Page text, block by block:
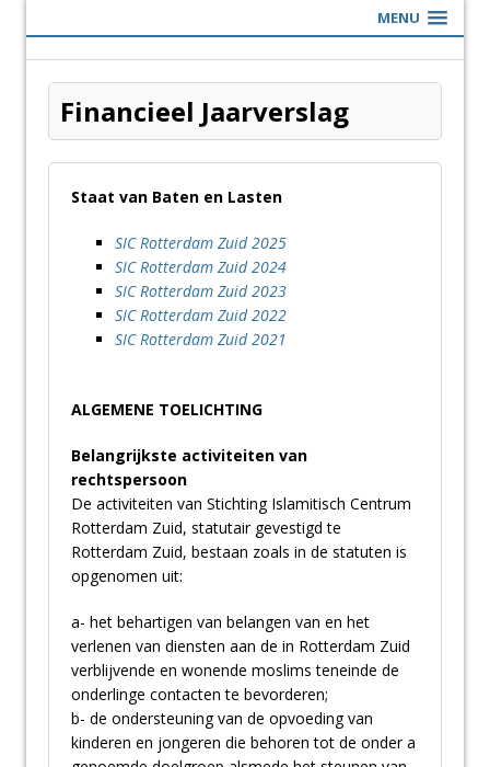
MENU
Financieel Jaarverslag
Staat van Baten en Lasten
SIC Rotterdam Zuid 2025
SIC Rotterdam Zuid 2024
SIC Rotterdam Zuid 2023
SIC Rotterdam Zuid 2022
SIC Rotterdam Zuid 2021
ALGEMENE TOELICHTING
Belangrijkste activiteiten van
rechtspersoon
De activiteiten van Stichting Islamitisch Centrum
Rotterdam Zuid, statutair gevestigd te
Rotterdam Zuid, bestaan zoals in de statuten is
opgenomen uit:
a- het behartigen van belangen van en het
verlenen van diensten aan de in Rotterdam Zuid
verblijvende en wonende moslims teneinde de
onderlinge contacten te bevorderen;
b- de ondersteuning van de opvoeding van
kinderen en jongeren die behoren tot de onder a